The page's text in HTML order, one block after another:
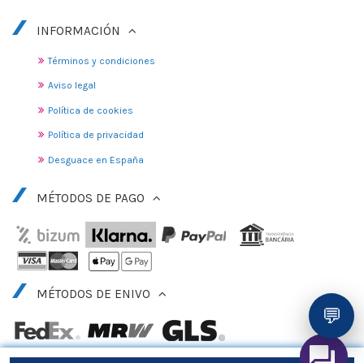
INFORMACIÓN
Términos y condiciones
Aviso legal
Política de cookies
Política de privacidad
Desguace en España
MÉTODOS DE PAGO
MÉTODOS DE ENIVO
💬